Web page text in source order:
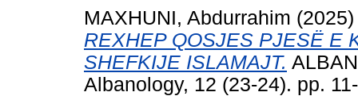
MAXHUNI, Abdurrahim
REXHEP QOSJES PJESË E
SHEFKIJE ISLAMAJT.
Albanology, 12 (23-24). pp.